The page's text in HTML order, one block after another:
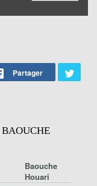
Partager
BAOUCHE
Baouche
Houari